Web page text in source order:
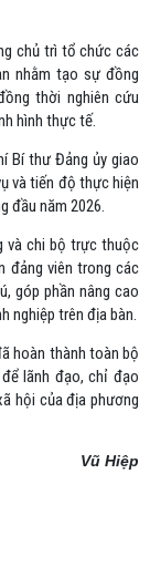
chủ trì tổ chức các
nhằm tạo sự đồng
thời nghiên cứu
hình thực tế.
Bí thư Đảng ủy giao
và tiến độ thực hiện
đầu năm 2026.
và chi bộ trực thuộc
đảng viên trong các
góp phần nâng cao
nghiệp trên địa bàn.
hoàn thành toàn bộ
lãnh đạo, chỉ đạo
hội của địa phương
Vũ Hiệp